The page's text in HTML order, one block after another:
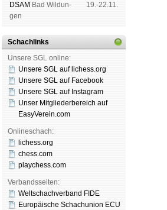
DSAM Bad Wil­dun­
gen
19.-22.11.
Schachlinks
Unsere SGL online:
Unsere SGL auf li­chess.org
Unsere SGL auf Face­book
Unsere SGL auf Insta­gram
Unser Mitgliederbereich auf
EasyVerein.com
Onlineschach:
lichess.org
chess.com
playchess.com
Verbandsseiten:
Weltschachverband FIDE
Europäische Schachunion ECU